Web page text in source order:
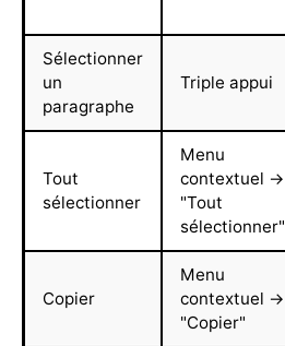
Sélectionner
un
paragraphe
Triple appui
Tout
sélectionner
Menu
contextuel →
"Tout
sélectionner"
Copier
Menu
contextuel →
"Copier"